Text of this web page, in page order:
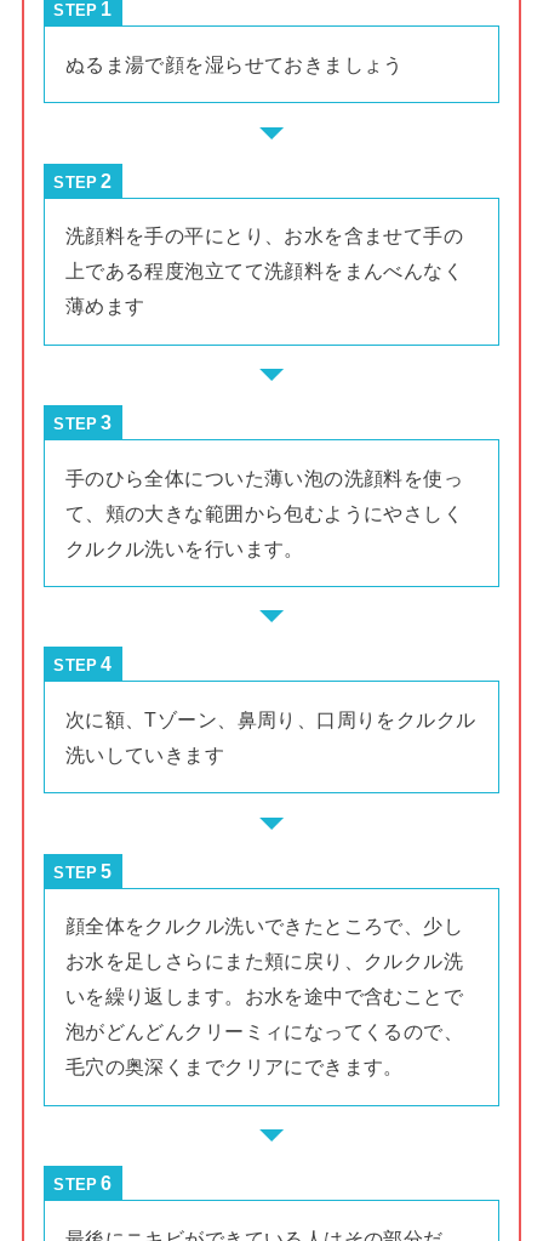
STEP
ぬるま湯で顔を湿らせておきましょう
STEP
洗顔料を手の平にとり、お水を含ませて手の
上である程度泡立てて洗顔料をまんべんなく
薄めます
STEP
手のひら全体についた薄い泡の洗顔料を使っ
て、頬の大きな範囲から包むようにやさしく
クルクル洗いを行います。
STEP
次に額、Tゾーン、鼻周り、口周りをクルクル
洗いしていきます
STEP
顔全体をクルクル洗いできたところで、少し
お水を足しさらにまた頬に戻り、クルクル洗
いを繰り返します。お水を途中で含むことで
泡がどんどんクリーミィになってくるので、
毛穴の奥深くまでクリアにできます。
STEP